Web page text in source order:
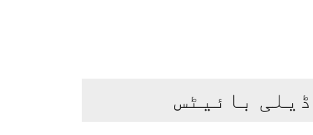
ڈیلی بائیٹس